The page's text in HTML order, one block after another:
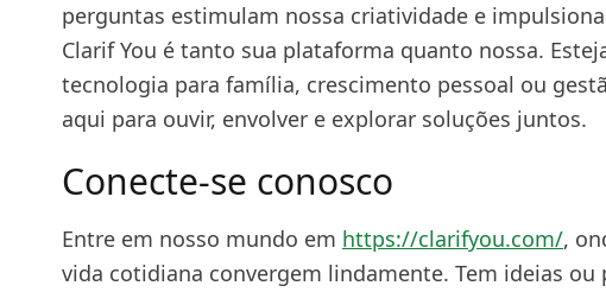
perguntas estimulam nossa criatividade e
Clarif You é tanto sua plataforma quanto nossa.
tecnologia para família, crescimento pessoal ou
aqui para ouvir, envolver e explorar soluções juntos.
Conecte-se conosco
Entre em nosso mundo em https://clarifyou.com/,
vida cotidiana convergem lindamente. Tem ideias ou